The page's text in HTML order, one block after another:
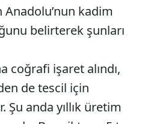
Anadolu’nun kadim
belirterek şunları
coğrafi işaret alındı,
de tescil için
Şu anda yıllık üretim